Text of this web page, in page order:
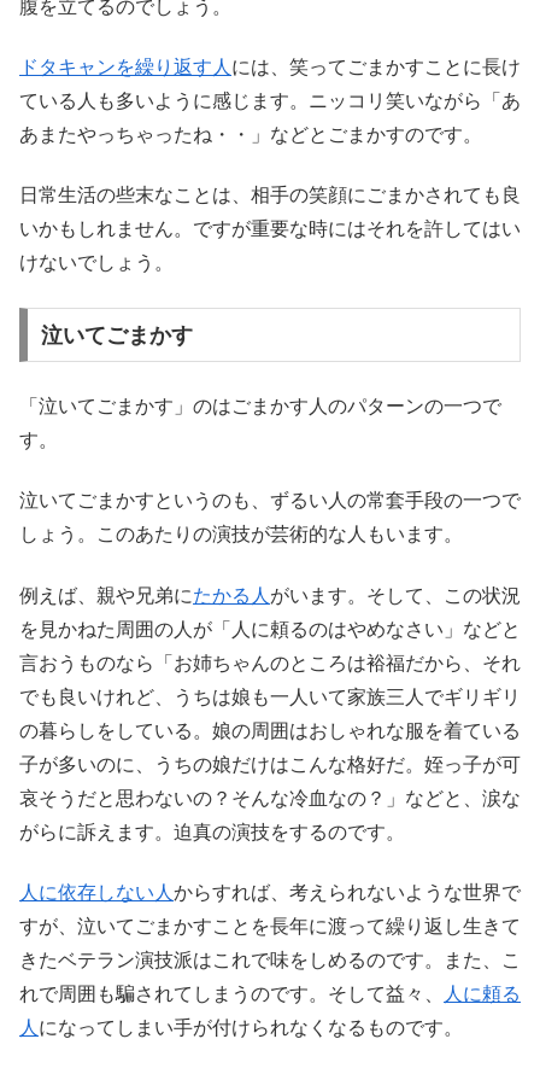
腹を立てるのでしょう。
ドタキャンを繰り返す人 には、笑ってごまかすことに長け
ている人も多いように感じます。ニッコリ笑いながら「あ
あまたやっちゃったね・・」などとごまかすのです。
日常生活の些末なことは、相手の笑顔にごまかされても良
いかもしれません。ですが重要な時にはそれを許してはい
けないでしょう。
泣いてごまかす
「泣いてごまかす」のはごまかす人のパターンの一つで
す。
泣いてごまかすというのも、ずるい人の常套手段の一つで
しょう。このあたりの演技が芸術的な人もいます。
例えば、親や兄弟にたかる人 がいます。そして、この状況
を見かねた周囲の人が「人に頼るのはやめなさい」などと
言おうものなら「お姉ちゃんのところは裕福だから、それ
でも良いけれど、うちは娘も一人いて家族三人でギリギリ
の暮らしをしている。娘の周囲はおしゃれな服を着ている
子が多いのに、うちの娘だけはこんな格好だ。姪っ子が可
哀そうだと思わないの？そんな冷血なの？」などと、涙な
がらに訴えます。迫真の演技をするのです。
人に依存しない人 からすれば、考えられないような世界で
すが、泣いてごまかすことを長年に渡って繰り返し生きて
きたベテラン演技派はこれで味をしめるのです。また、こ
れで周囲も騙されてしまうのです。そして益々、
人に頼る
人 になってしまい手が付けられなくなるものです。